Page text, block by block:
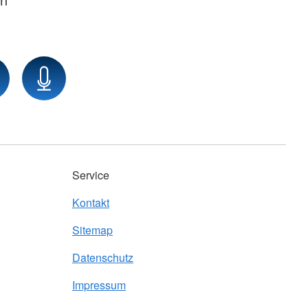
Service
Kontakt
Sitemap
Datenschutz
Impressum